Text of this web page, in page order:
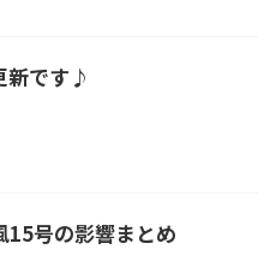
新です♪
号の影響まとめ